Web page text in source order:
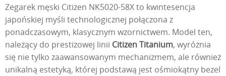
Zegarek męski Citizen NK5020-58X to kwintesencja
japońskiej myśli technologicznej połączona z
ponadczasowym, klasycznym wzornictwem. Model ten,
należący do prestiżowej linii Citizen Titanium, wyróżnia
się nie tylko zaawansowanym mechanizmem, ale również
unikalną estetyką, której podstawą jest ośmiokątny bezel